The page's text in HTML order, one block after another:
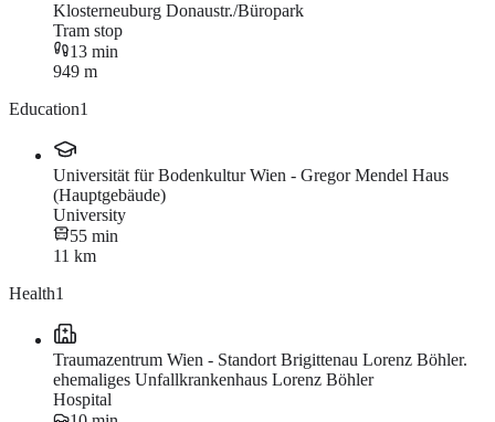
Klosterneuburg Donaustr./Büropark
Tram stop
13 min
949 m
Education1
Universität für Bodenkultur Wien - Gregor Mendel Haus
(Hauptgebäude)
University
55 min
11 km
Health1
Traumazentrum Wien - Standort Brigittenau Lorenz Böhler.
ehemaliges Unfallkrankenhaus Lorenz Böhler
Hospital